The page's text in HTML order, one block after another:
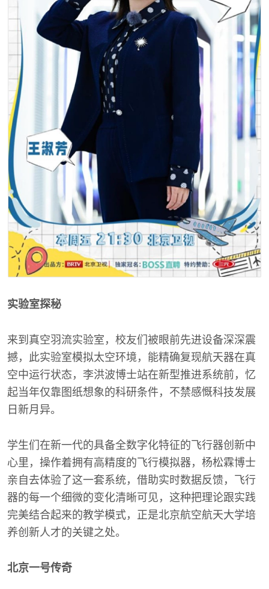
实验室探秘
来到真空羽流实验室，校友们被眼前先进设备深深震
撼，此实验室模拟太空环境，能精确复现航天器在真
空中运行状态，李洪波博士站在新型推进系统前，忆
起当年仅靠图纸想象的科研条件，不禁感慨科技发展
日新月异。
学生们在新一代的具备全数字化特征的飞行器创新中
心里，操作着拥有高精度的飞行模拟器，杨松霖博士
亲自去体验了这一套系统，借助实时数据反馈，飞行
器的每一个细微的变化清晰可见，这种把理论跟实践
完美结合起来的教学模式，正是北京航空航天大学培
养创新人才的关键之处。
北京一号传奇